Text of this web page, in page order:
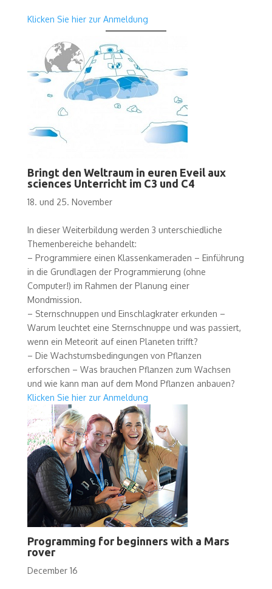
Klicken Sie hier zur Anmeldung
Bringt den Weltraum in euren Eveil aux
sciences Unterricht im C3 und C4
18. und 25. November
In dieser Weiterbildung werden 3 unterschiedliche
Themenbereiche behandelt:
– Programmiere einen Klassenkameraden – Einführung
in die Grundlagen der Programmierung (ohne
Computer!) im Rahmen der Planung einer
Mondmission.
– Sternschnuppen und Einschlagkrater erkunden –
Warum leuchtet eine Sternschnuppe und was passiert,
wenn ein Meteorit auf einen Planeten trifft?
– Die Wachstumsbedingungen von Pflanzen
erforschen – Was brauchen Pflanzen zum Wachsen
und wie kann man auf dem Mond Pflanzen anbauen?
Klicken Sie hier zur Anmeldung
Programming for beginners with a Mars
rover
December 16